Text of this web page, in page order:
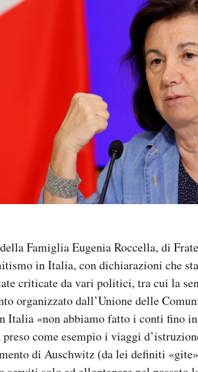
Famiglia Eugenia Roccella, di
in Italia, con dichiarazioni che
criticate da vari politici, tra cui la
organizzato dall’Unione delle
Italia «non abbiamo fatto i conti fino
come esempio i viaggi
di Auschwitz (da lei definiti